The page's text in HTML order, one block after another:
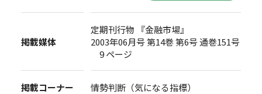
掲載媒体
定期刊行物 『金融市場』
2003年06月号 第14巻 第6号 通巻151号
9 ページ
掲載コーナー 情勢判断（気になる指標）